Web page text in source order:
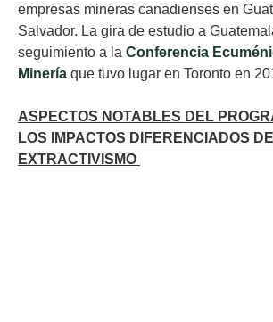
empresas mineras canadienses en
Salvador. La gira de estudio a
seguimiento a la Conferencia
Minería que tuvo lugar en Toronto en
ASPECTOS NOTABLES DEL
LOS IMPACTOS DIFERENCIADOS
EXTRACTIVISMO